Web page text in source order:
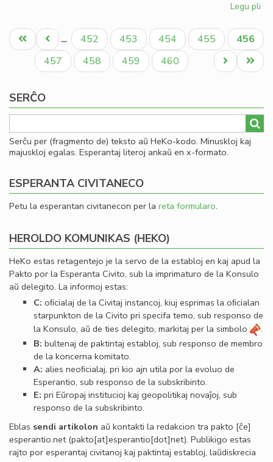
Legu pli
de
La
Pagination
Unua
paĝo
Antaŭa
paĝo
… Paĝo
452 Paĝo
453 Paĝo
454 Paĝo
455
Aktuala
paĝo
456
Paĝo
457 Paĝo
458 Paĝo
459 Paĝo
460
Last
page
Next
page
SERĈO
Serĉu per (fragmento de) teksto aŭ HeKo-kodo. Minuskloj kaj
majuskloj egalas. Esperantaj literoj ankaŭ en x-formato.
ESPERANTA CIVITANECO
Petu la esperantan civitanecon per la reta formularo.
HEROLDO KOMUNIKAS (HEKO)
HeKo estas retagentejo je la servo de la establoj en kaj apud la
Pakto por la Esperanta Civito, sub la imprimaturo de la Konsulo
aŭ delegito. La informoj estas:
C: oﬁcialaj de la Civitaj instancoj, kiuj esprimas la oﬁcialan
starpunkton de la Civito pri specifa temo, sub responso de
la Konsulo, aŭ de ties delegito, markitaj per la simbolo
.
B: bultenaj de paktintaj establoj, sub responso de membro
de la koncerna komitato.
A: alies neoﬁcialaj, pri kio ajn utila por la evoluo de
Esperantio, sub responso de la subskribinto.
E: pri Eŭropaj institucioj kaj geopolitikaj novaĵoj, sub
responso de la subskribinto.
Eblas sendi artikolon aŭ kontakti la redakcion tra pakto [ĉe]
esperantio.net(pakto[at]esperantio[dot]net). Publikigo estas
rajto por esperantaj civitanoj kaj paktintaj establoj, laŭdiskrecia